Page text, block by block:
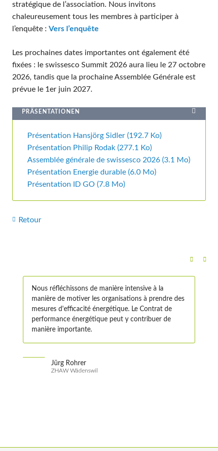
stratégique de l’association. Nous invitons
chaleureusement tous les membres à participer à
l’enquête : Vers l’enquête
Les prochaines dates importantes ont également été
fixées : le swissesco Summit 2026 aura lieu le 27 octobre
2026, tandis que la prochaine Assemblée Générale est
prévue le 1er juin 2027.
PRÄSENTATIONEN
Présentation Hansjörg Sidler (192.7 Ko)
Présentation Philip Rodak (277.1 Ko)
Assemblée générale de swissesco 2026 (3.1 Mo)
Présentation Energie durable (6.0 Mo)
Présentation ID GO (7.8 Mo)
Retour
Nous réfléchissons de manière intensive à la
manière de motiver les organisations à prendre des
mesures d'efficacité énergétique. Le Contrat de
performance énergétique peut y contribuer de
manière importante.
Jürg Rohrer
ZHAW Wädenswil